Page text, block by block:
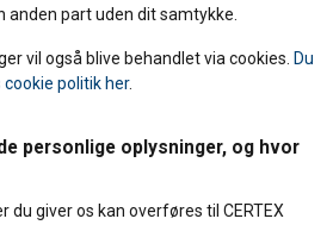
anden part uden dit samtykke.
vil også blive behandlet via cookies. Du
politik her.
personlige oplysninger, og hvor
du giver os kan overføres til CERTEX